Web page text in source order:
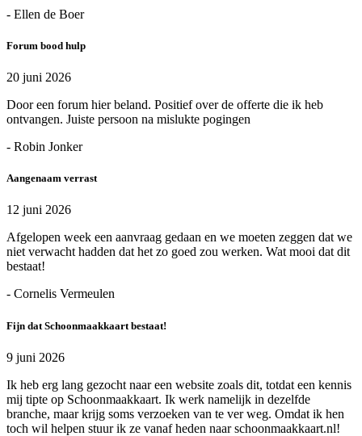
- Ellen de Boer
Forum bood hulp
20 juni 2026
Door een forum hier beland. Positief over de offerte die ik heb
ontvangen. Juiste persoon na mislukte pogingen
- Robin Jonker
Aangenaam verrast
12 juni 2026
Afgelopen week een aanvraag gedaan en we moeten zeggen dat we
niet verwacht hadden dat het zo goed zou werken. Wat mooi dat dit
bestaat!
- Cornelis Vermeulen
Fijn dat Schoonmaakkaart bestaat!
9 juni 2026
Ik heb erg lang gezocht naar een website zoals dit, totdat een kennis
mij tipte op Schoonmaakkaart. Ik werk namelijk in dezelfde
branche, maar krijg soms verzoeken van te ver weg. Omdat ik hen
toch wil helpen stuur ik ze vanaf heden naar schoonmaakkaart.nl!